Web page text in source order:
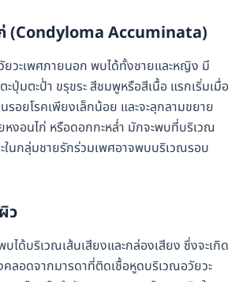
(Condyloma Accuminata)
วะเพศภายนอก พบได้ทั้งชายและหญิง มี
มตะป่ำ ขรุขระ สีชมพูหรือสีเนื้อ แรกเริ่มเมื่อ
รอยโรคเพียงเล็กน้อย และจะลุกลามขยาย
งอนไก่ หรือดอกกะหล่ำ มักจะพบที่บริเวณ
ในกลุ่มชายรักร่วมเพศอาจพบบริเวณรอบ
ว
ได้บริเวณเส้นเสียงและกล่องเสียง ซึ่งจะเกิด
ลอดจากมารดาที่ติดเชื้อหูดบริเวณอวัยวะ